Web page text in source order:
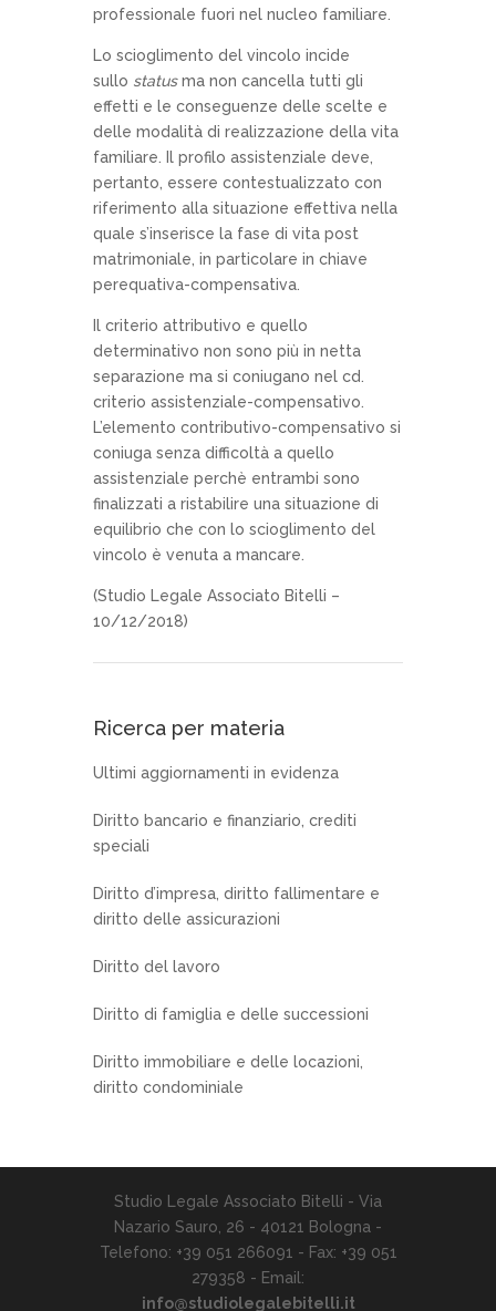
professionale fuori nel nucleo familiare.
Lo scioglimento del vincolo incide
sullo statusma non cancella tutti gli
effetti e le conseguenze delle scelte e
delle modalità di realizzazione della vita
familiare. Il profilo assistenziale deve,
pertanto, essere contestualizzato con
riferimento alla situazione effettiva nella
quale s’inserisce la fase di vita post
matrimoniale, in particolare in chiave
perequativa-compensativa.
Il criterio attributivo e quello
determinativo non sono più in netta
separazione ma si coniugano nel cd.
criterio assistenziale-compensativo.
L’elemento contributivo-compensativo si
coniuga senza difficoltà a quello
assistenziale perchè entrambi sono
finalizzati a ristabilire una situazione di
equilibrio che con lo scioglimento del
vincolo è venuta a mancare.
(Studio Legale Associato Bitelli –
10/12/2018)
Ricerca per materia
Ultimi aggiornamenti in evidenza
Diritto bancario e finanziario, crediti
speciali
Diritto d’impresa, diritto fallimentare e
diritto delle assicurazioni
Diritto del lavoro
Diritto di famiglia e delle successioni
Diritto immobiliare e delle locazioni,
diritto condominiale
Studio Legale Associato Bitelli - Via
Nazario Sauro, 26 - 40121 Bologna -
Telefono: +39 051 266091 - Fax: +39 051
279358 - Email:
info@studiolegalebitelli.it